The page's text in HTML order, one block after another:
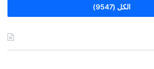
الكل (9547)